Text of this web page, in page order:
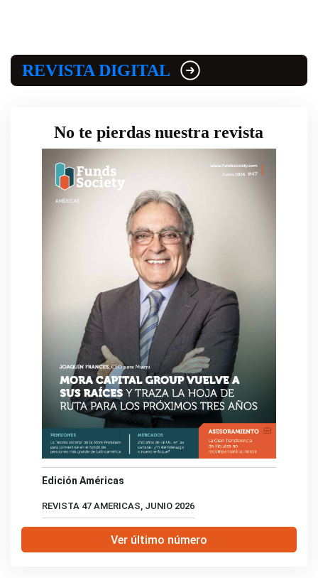
REVISTA DIGITAL
No te pierdas nuestra revista
Edición Américas
REVISTA 47 AMERICAS, JUNIO 2026
Ver último número